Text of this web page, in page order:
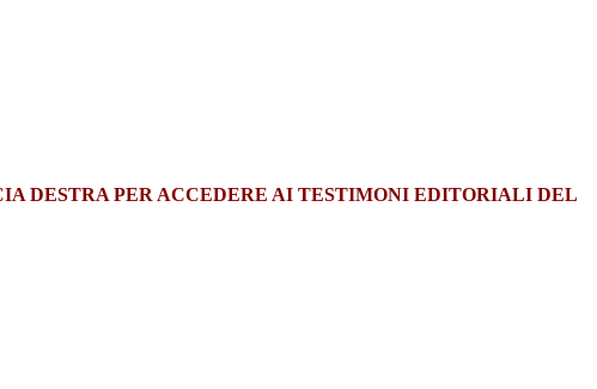
DESTRA PER ACCEDERE AI TESTIMONI EDITORIALI DEL